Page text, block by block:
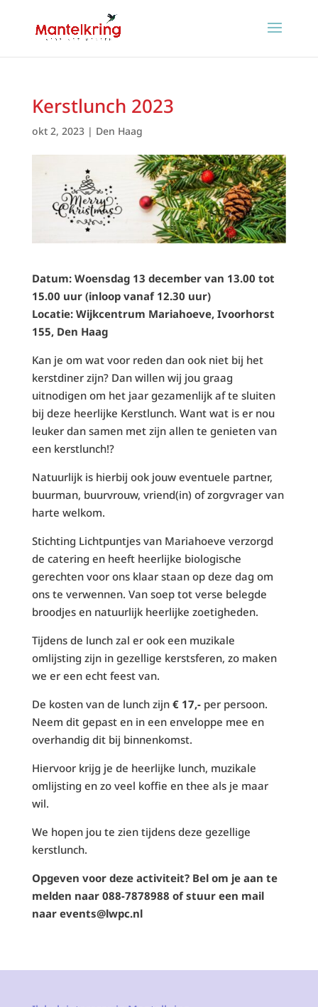
Kerstlunch 2023
okt 2, 2023| Den Haag
Datum: Woensdag 13 december van 13.00 tot
15.00 uur (inloop vanaf 12.30 uur)
Locatie: Wijkcentrum Mariahoeve, Ivoorhorst
155, Den Haag
Kan je om wat voor reden dan ook niet bij het
kerstdiner zijn? Dan willen wij jou graag
uitnodigen om het jaar gezamenlijk af te sluiten
bij deze heerlijke Kerstlunch. Want wat is er nou
leuker dan samen met zijn allen te genieten van
een kerstlunch!?
Natuurlijk is hierbij ook jouw eventuele partner,
buurman, buurvrouw, vriend(in) of zorgvrager van
harte welkom.
Stichting Lichtpuntjes van Mariahoeve verzorgd
de catering en heeft heerlijke biologische
gerechten voor ons klaar staan op deze dag om
ons te verwennen. Van soep tot verse belegde
broodjes en natuurlijk heerlijke zoetigheden.
Tijdens de lunch zal er ook een muzikale
omlijsting zijn in gezellige kerstsferen, zo maken
we er een echt feest van.
De kosten van de lunch zijn € 17,-per persoon.
Neem dit gepast en in een enveloppe mee en
overhandig dit bij binnenkomst.
Hiervoor krijg je de heerlijke lunch, muzikale
omlijsting en zo veel koffie en thee als je maar
wil.
We hopen jou te zien tijdens deze gezellige
kerstlunch.
Opgeven voor deze activiteit? Bel om je aan te
melden naar 088-7878988 of stuur een mail
naar events@lwpc.nl